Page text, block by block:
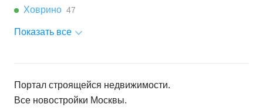
Ховрино 47
Показать все
Портал строящейся недвижимости.
Все новостройки Москвы.